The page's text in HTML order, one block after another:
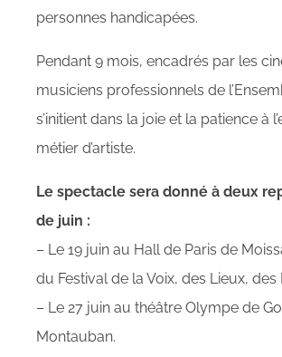
personnes handicapées.
Pendant 9 mois, encadrés par les
musiciens professionnels de
s’initient dans la joie et la patience à
métier d’artiste.
Le spectacle sera donné à deux
de juin :
– Le 19 juin au Hall de Paris de
du Festival de la Voix, des Lieux, des
– Le 27 juin au théâtre Olympe de
Montauban.